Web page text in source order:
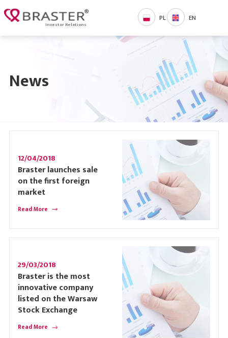
Investor Relations
PL EN
News
12/04/2018
Braster launches sale
on the first foreign
market
Read More
29/03/2018
Braster is the most
innovative company
listed on the Warsaw
Stock Exchange
Read More